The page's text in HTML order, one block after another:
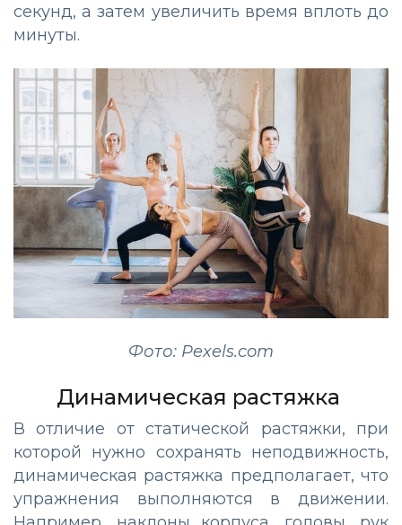
секунд, а затем увеличить время вплоть до
минуты.
Фото: Pexels.com
Динамическая растяжка
В отличие от статической растяжки, при
которой нужно сохранять неподвижность,
динамическая растяжка предполагает, что
упражнения выполняются в движении.